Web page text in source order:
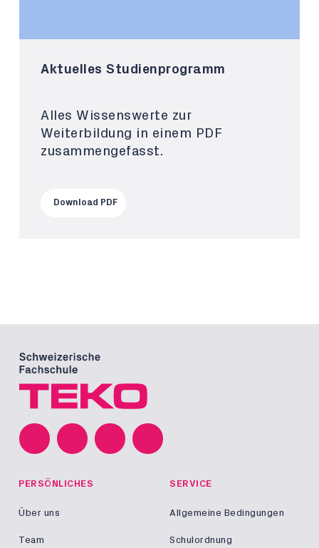
Aktuelles Studienprogramm
Alles Wissenswerte zur
Weiterbildung in einem PDF
zusammengefasst.
Download PDF
PERSÖNLICHES
Über uns
Team
SERVICE
Allgemeine Bedingungen
Schulordnung